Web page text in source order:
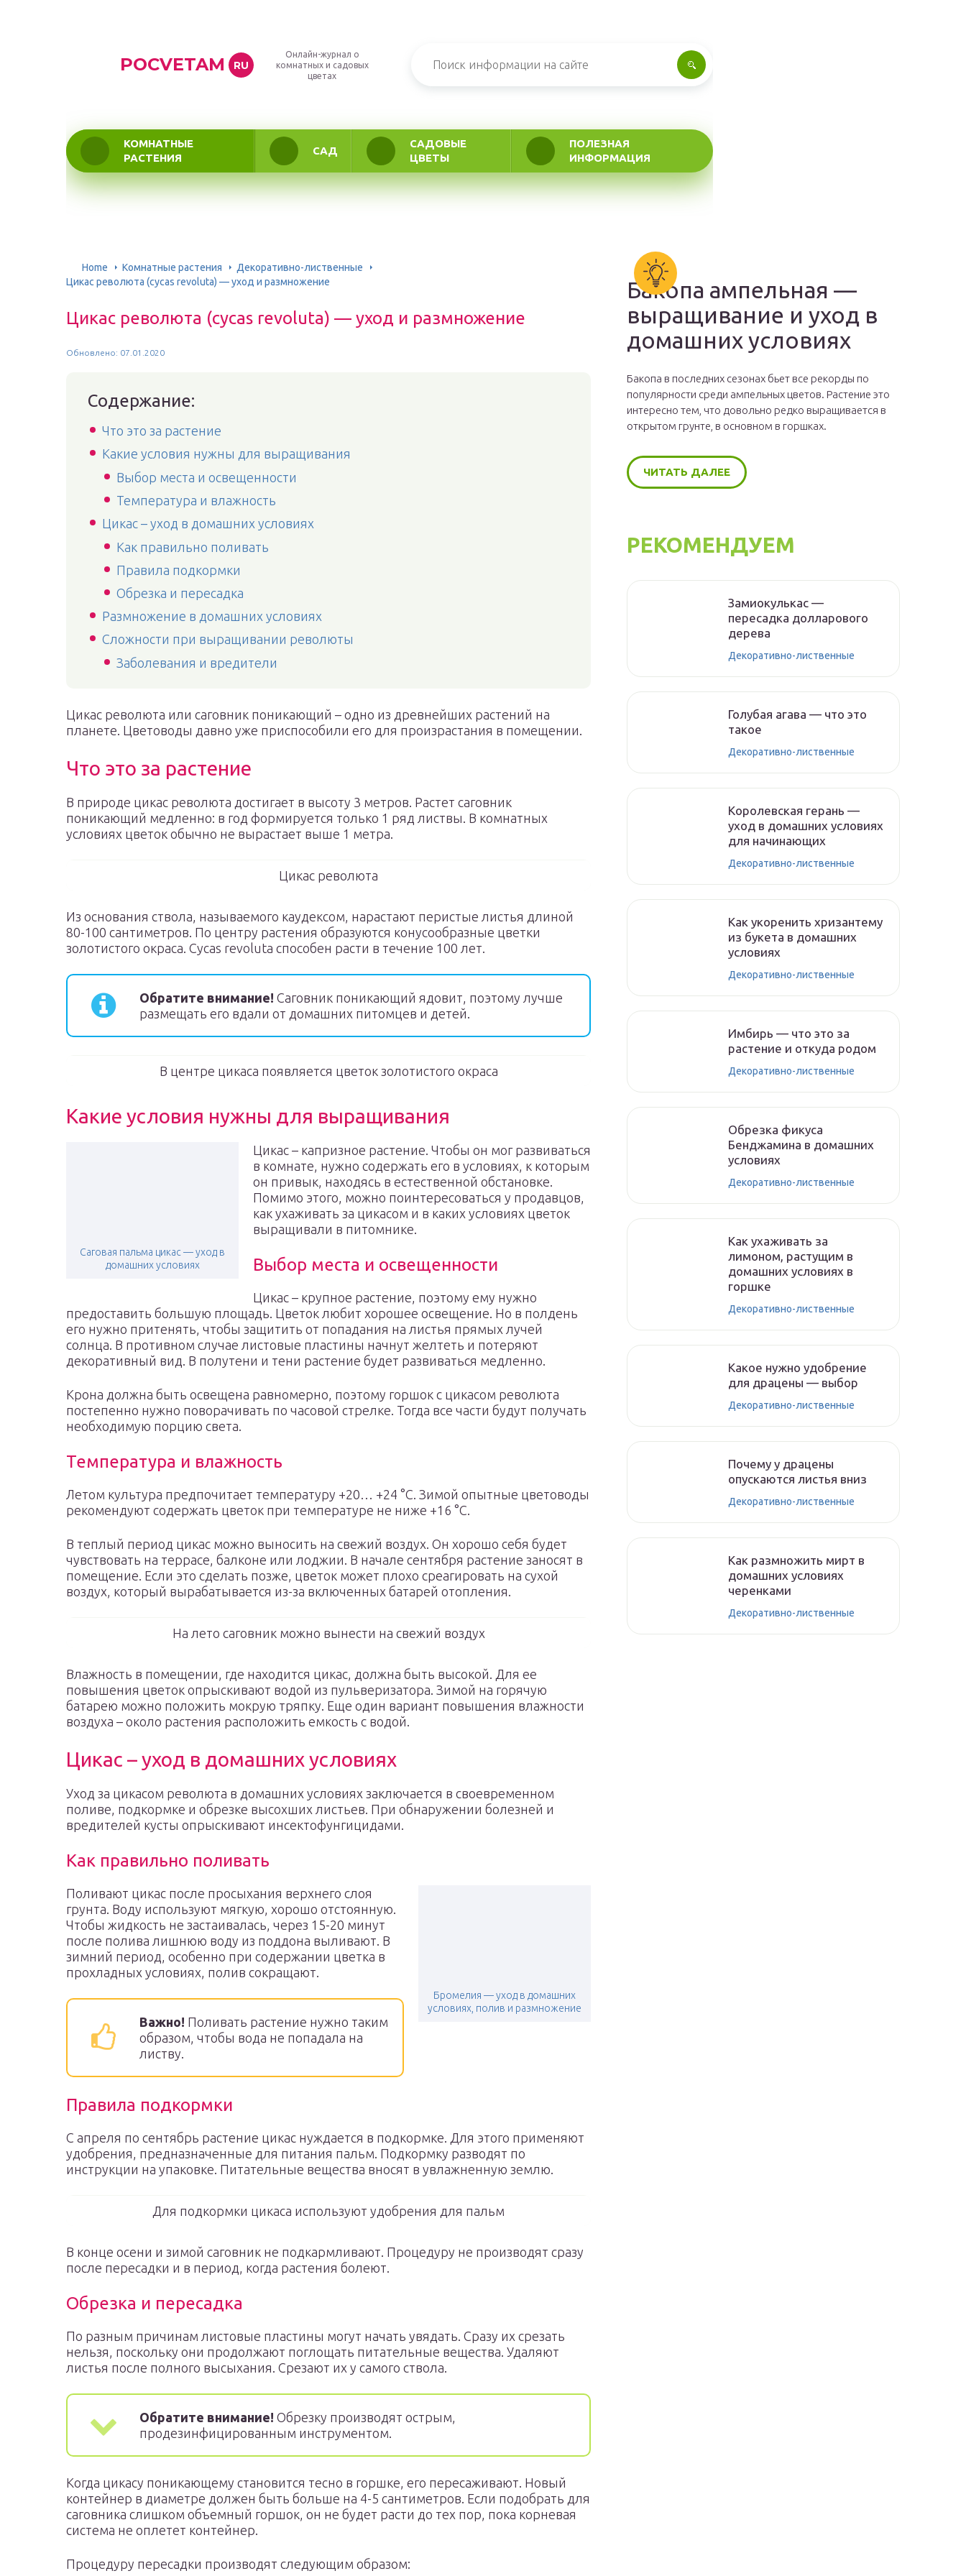
POCVETAM RU
Онлайн-журнал о
комнатных и садовых
цветах
КОМНАТНЫЕ
РАСТЕНИЯ
САД
САДОВЫЕ
ЦВЕТЫ
ПОЛЕЗНАЯ
ИНФОРМАЦИЯ
Home Комнатные растения
Декоративно-лиственные
Цикас революта (cycas revoluta) — уход и размножение
Цикас революта (cycas revoluta) — уход и размножение
Обновлено: 07.01.2020
Содержание:
Что это за растение
Какие условия нужны для выращивания
Выбор места и освещенности
Температура и влажность
Цикас – уход в домашних условиях
Как правильно поливать
Правила подкормки
Обрезка и пересадка
Размножение в домашних условиях
Сложности при выращивании революты
Заболевания и вредители
Цикас революта или саговник поникающий – одно из древнейших растений на
планете. Цветоводы давно уже приспособили его для произрастания в помещении.
Что это за растение
В природе цикас революта достигает в высоту 3 метров. Растет саговник
поникающий медленно: в год формируется только 1 ряд листвы. В комнатных
условиях цветок обычно не вырастает выше 1 метра.
Цикас революта
Из основания ствола, называемого каудексом, нарастают перистые листья длиной
80-100 сантиметров. По центру растения образуются конусообразные цветки
золотистого окраса. Cycas revoluta способен расти в течение 100 лет.
Обратите внимание! Саговник поникающий ядовит, поэтому лучше
размещать его вдали от домашних питомцев и детей.
В центре цикаса появляется цветок золотистого окраса
Какие условия нужны для выращивания
Саговая пальма цикас — уход в
домашних условиях
Цикас – капризное растение. Чтобы он мог развиваться
в комнате, нужно содержать его в условиях, к которым
он привык, находясь в естественной обстановке.
Помимо этого, можно поинтересоваться у продавцов,
как ухаживать за цикасом и в каких условиях цветок
выращивали в питомнике.
Выбор места и освещенности
Цикас – крупное растение, поэтому ему нужно
предоставить большую площадь. Цветок любит хорошее освещение. Но в полдень
его нужно притенять, чтобы защитить от попадания на листья прямых лучей
солнца. В противном случае листовые пластины начнут желтеть и потеряют
декоративный вид. В полутени и тени растение будет развиваться медленно.
Крона должна быть освещена равномерно, поэтому горшок с цикасом революта
постепенно нужно поворачивать по часовой стрелке. Тогда все части будут получать
необходимую порцию света.
Температура и влажность
Летом культура предпочитает температуру +20… +24 °С. Зимой опытные цветоводы
рекомендуют содержать цветок при температуре не ниже +16 °С.
В теплый период цикас можно выносить на свежий воздух. Он хорошо себя будет
чувствовать на террасе, балконе или лоджии. В начале сентября растение заносят в
помещение. Если это сделать позже, цветок может плохо среагировать на сухой
воздух, который вырабатывается из-за включенных батарей отопления.
На лето саговник можно вынести на свежий воздух
Влажность в помещении, где находится цикас, должна быть высокой. Для ее
повышения цветок опрыскивают водой из пульверизатора. Зимой на горячую
батарею можно положить мокрую тряпку. Еще один вариант повышения влажности
воздуха – около растения расположить емкость с водой.
Цикас – уход в домашних условиях
Уход за цикасом революта в домашних условиях заключается в своевременном
поливе, подкормке и обрезке высохших листьев. При обнаружении болезней и
вредителей кусты опрыскивают инсектофунгицидами.
Как правильно поливать
Бромелия — уход в домашних
условиях, полив и размножение
Поливают цикас после просыхания верхнего слоя
грунта. Воду используют мягкую, хорошо отстоянную.
Чтобы жидкость не застаивалась, через 15-20 минут
после полива лишнюю воду из поддона выливают. В
зимний период, особенно при содержании цветка в
прохладных условиях, полив сокращают.
Важно! Поливать растение нужно таким
образом, чтобы вода не попадала на
листву.
Правила подкормки
С апреля по сентябрь растение цикас нуждается в подкормке. Для этого применяют
удобрения, предназначенные для питания пальм. Подкормку разводят по
инструкции на упаковке. Питательные вещества вносят в увлажненную землю.
Для подкормки цикаса используют удобрения для пальм
В конце осени и зимой саговник не подкармливают. Процедуру не производят сразу
после пересадки и в период, когда растения болеют.
Обрезка и пересадка
По разным причинам листовые пластины могут начать увядать. Сразу их срезать
нельзя, поскольку они продолжают поглощать питательные вещества. Удаляют
листья после полного высыхания. Срезают их у самого ствола.
Обратите внимание! Обрезку производят острым,
продезинфицированным инструментом.
Когда цикасу поникающему становится тесно в горшке, его пересаживают. Новый
контейнер в диаметре должен быть больше на 4-5 сантиметров. Если подобрать для
саговника слишком объемный горшок, он не будет расти до тех пор, пока корневая
система не оплетет контейнер.
Процедуру пересадки производят следующим образом:
Бакопа ампельная —
выращивание и уход в
домашних условиях
Бакопа в последних сезонах бьет все рекорды по
популярности среди ампельных цветов. Растение это
интересно тем, что довольно редко выращивается в
открытом грунте, в основном в горшках.
ЧИТАТЬ ДАЛЕЕ
РЕКОМЕНДУЕМ
Замиокулькас —
пересадка долларового
дерева
Декоративно-лиственные
Голубая агава — что это
такое
Декоративно-лиственные
Королевская герань —
уход в домашних условиях
для начинающих
Декоративно-лиственные
Как укоренить хризантему
из букета в домашних
условиях
Декоративно-лиственные
Имбирь — что это за
растение и откуда родом
Декоративно-лиственные
Обрезка фикуса
Бенджамина в домашних
условиях
Декоративно-лиственные
Как ухаживать за
лимоном, растущим в
домашних условиях в
горшке
Декоративно-лиственные
Какое нужно удобрение
для драцены — выбор
Декоративно-лиственные
Почему у драцены
опускаются листья вниз
Декоративно-лиственные
Как размножить мирт в
домашних условиях
черенками
Декоративно-лиственные